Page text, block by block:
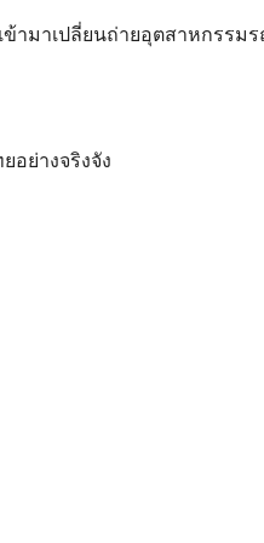
ามาเปลี่ยนถ่ายอุตสาหกรรม
อย่างจริงจัง